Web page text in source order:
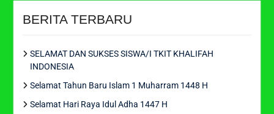
BERITA TERBARU
SELAMAT DAN SUKSES SISWA/I TKIT KHALIFAH
INDONESIA
Selamat Tahun Baru Islam 1 Muharram 1448 H
Selamat Hari Raya Idul Adha 1447 H